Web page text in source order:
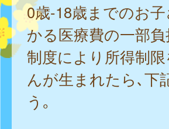
0歳-18歳までのお
かる医療費の一部
制度により所得制
んが生まれたら､下
う｡